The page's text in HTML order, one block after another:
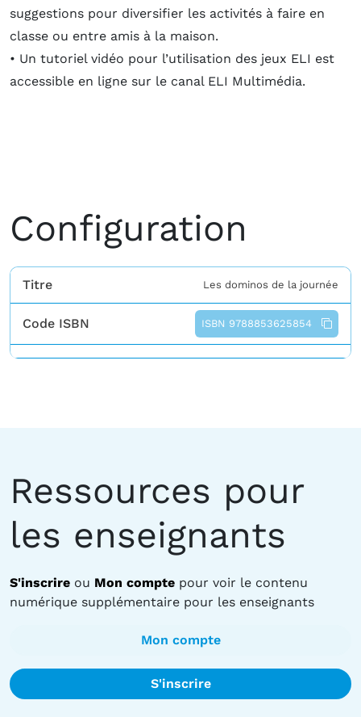
suggestions pour diversifier les activités à faire en
classe ou entre amis à la maison.
• Un tutoriel vidéo pour l’utilisation des jeux ELI est
accessible en ligne sur le canal ELI Multimédia.
Configuration
Titre Les dominos de la journée
Code ISBN ISBN 9788853625854
Ressources pour
les enseignants
S'inscrire ou Mon compte pour voir le contenu
numérique supplémentaire pour les enseignants
Mon compte
S'inscrire